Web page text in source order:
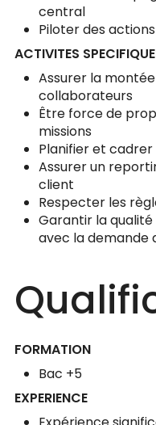
central
Piloter des
ACTIVITES
Assurer la
collaborateurs
Être force de
missions
Planifier et
Assurer un
client
Respecter les
Garantir la
avec la demande
FORMATION
Bac +5
EXPERIENCE